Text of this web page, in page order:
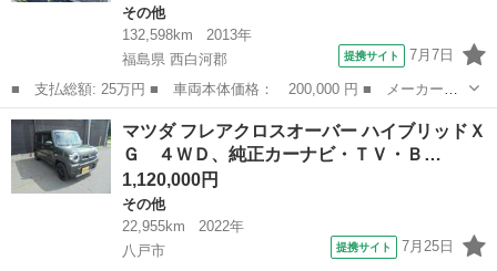
その他
132,598km
2013年
福島県 西白河郡
提携サイト 7月7日
■ 支払総額: 25万円 ■ 車両本体価格： 200,000 円 ■ メーカー
名： マツダ ■ 車種名： キャロルエコ ■ グレード名： ＥＣＯ
－Ｘ ＥＴＣ スマートキー ＣＶＴ 盗難防止システム ＡＢＳ
ＣＤ 衝突安全ボ...
福島 西白河郡 その他
マツダ フレアクロスオーバー ハイブリッドＸ
Ｇ ４ＷＤ、純正カーナビ・ＴＶ・Ｂ…
1,120,000円
その他
22,955km
2022年
八戸市
提携サイト 7月25日